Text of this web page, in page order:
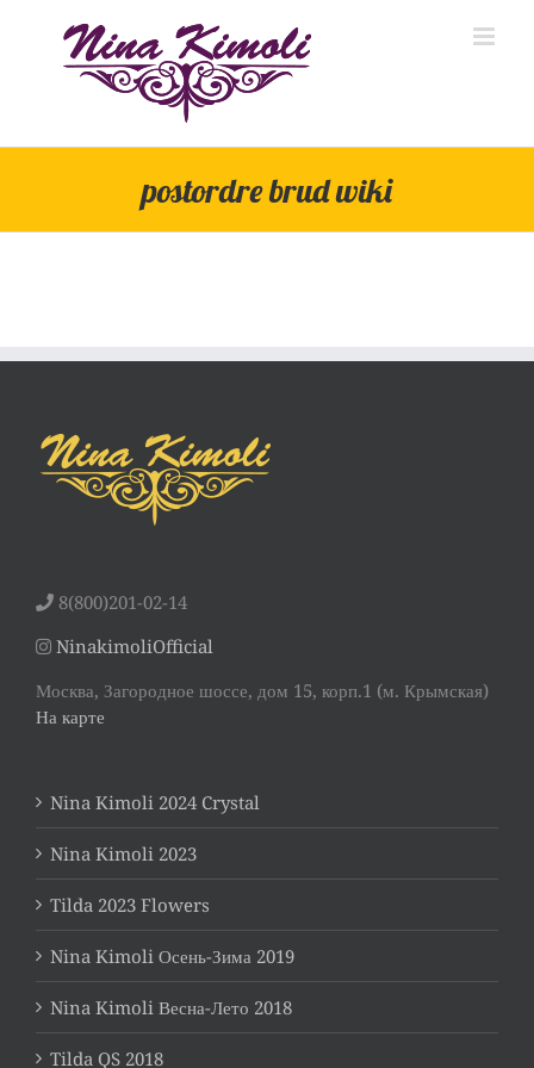
postordre brud wiki
8(800)201-02-14
NinakimoliOfficial
Москва, Загородное шоссе, дом 15, корп.1 (м. Крымская)
На карте
Nina Kimoli 2024 Crystal
Nina Kimoli 2023
Tilda 2023 Flowers
Nina Kimoli Осень-Зима 2019
Nina Kimoli Весна-Лето 2018
Tilda QS 2018